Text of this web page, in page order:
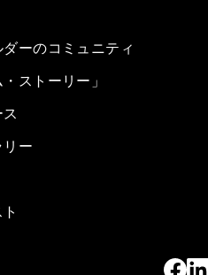
ーのコミュニティ
ストーリー」
ー